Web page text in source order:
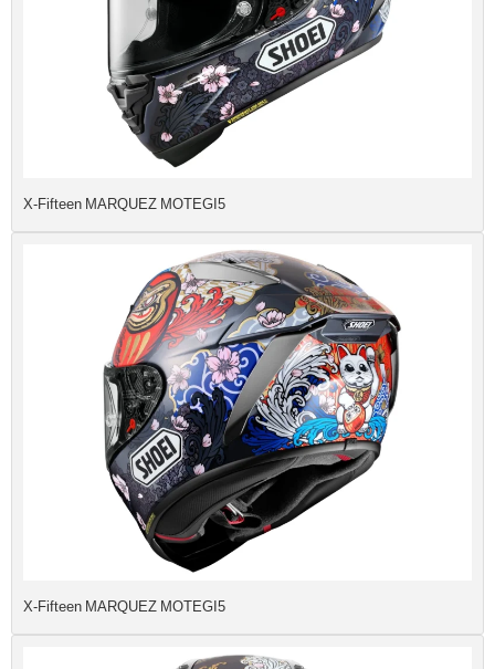
X-Fifteen MARQUEZ MOTEGI5
X-Fifteen MARQUEZ MOTEGI5